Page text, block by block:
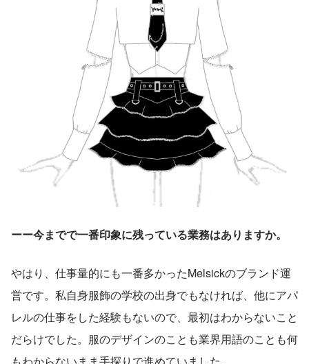
ーー今までで一番印象に残っている業務はありますか。
やはり、仕事量的にも一番多かったMelsickのブランド運
営です。私自身服飾の学校の出身でもなければ、他にアパ
レルの仕事をした経験もないので、最初はわからないこと
だらけでした。服のデザインのことも業界用語のことも何